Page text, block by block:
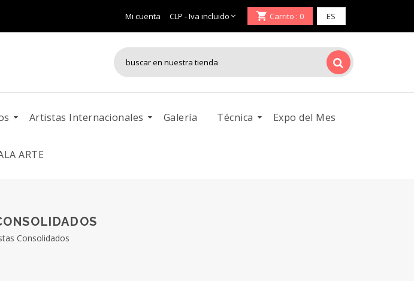
Mi cuenta Carrito : 0
Artistas Internacionales Galería Técnica Expo del Mes
ARTE
Consolidados